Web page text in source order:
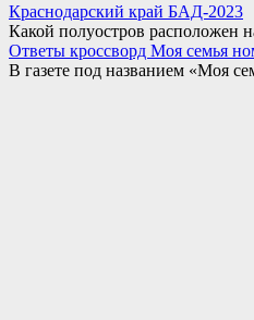
Краснодарский край БАД-2023
Какой полуостров расположен
Ответы кроссворд Моя семья
В газете под названием «Моя